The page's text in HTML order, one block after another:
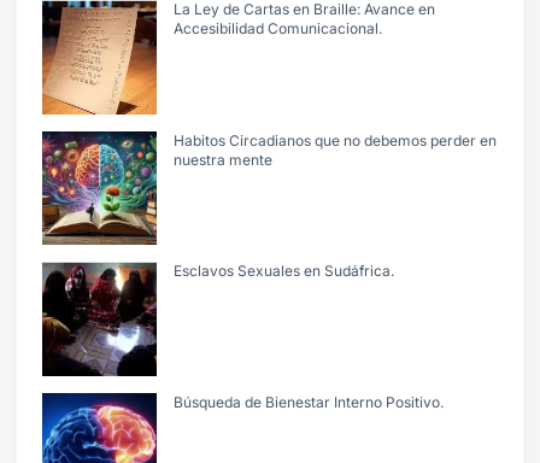
La Ley de Cartas en Braille: Avance en
Accesibilidad Comunicacional.
Habitos Circadianos que no debemos perder en
nuestra mente
Esclavos Sexuales en Sudáfrica.
Búsqueda de Bienestar Interno Positivo.